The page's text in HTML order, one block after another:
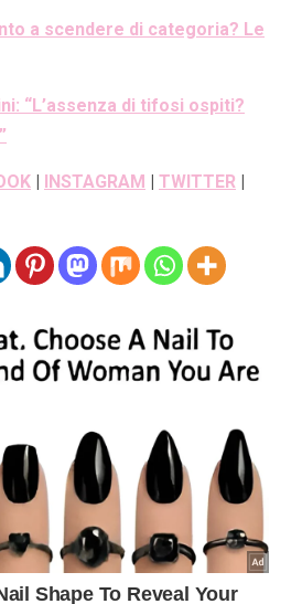
a scendere di categoria? Le
“L’assenza di tifosi ospiti?
| INSTAGRAM | TWITTER |